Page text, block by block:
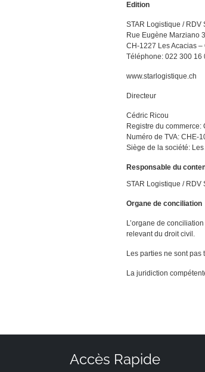
Edition
STAR Logistique / RDV
Rue Eugène Marziano
CH-1227 Les Acacias –
Téléphone: 022 300 16
www.starlogistique.ch
Directeur
Cédric Ricou
Registre du commerce:
Numéro de TVA: CHE-
Siège de la société:
Responsable du
STAR Logistique / RDV
Organe de conciliation
L’organe de
relevant du droit civil.
Les parties ne sont
La juridiction
Accès Rapide